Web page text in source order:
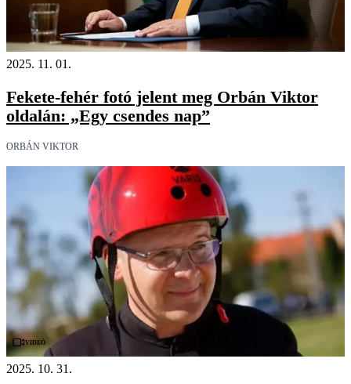
2025. 11. 01.
Fekete-fehér fotó jelent meg Orbán Viktor
oldalán: „Egy csendes nap”
ORBÁN VIKTOR
Videó
2025. 10. 31.